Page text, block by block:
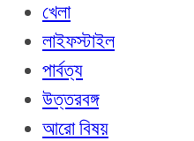
খেলা
লাইফস্টাইল
পার্বত্য
উত্তরবঙ্গ
আরো বিষয়